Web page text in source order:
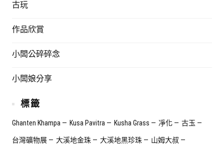
古玩
作品欣賞
小闆公碎碎念
小闆娘分享
標籤
Ghanten Khampa Kusa Pavitra Kusha Grass 凈化 古玉
台灣礦物展 大溪地金珠 大溪地黑珍珠 山姆大叔